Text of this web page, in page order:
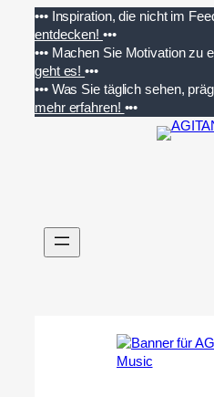
Inhalt
springen
••• Inspiration, die nicht im
entdecken! •••
••• Machen Sie Motivation zu
geht es!•••
••• Was Sie täglich sehen,
mehr erfahren! •••